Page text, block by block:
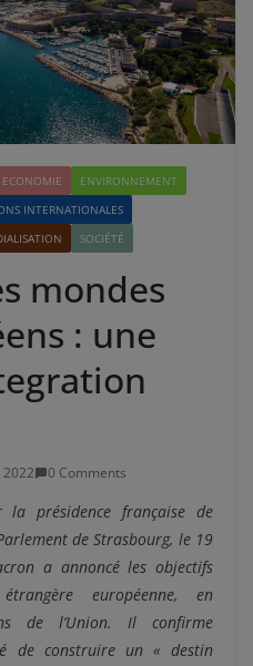
ECONOMIE
ENVIRONNEMENT
INTERNATIONALES
SOCIÉTÉ
mondes
: une
0 Comments
présidence française de
de Strasbourg, le 19
a annoncé les objectifs
européenne, en
de l’Union. Il confirme
de construire un « destin